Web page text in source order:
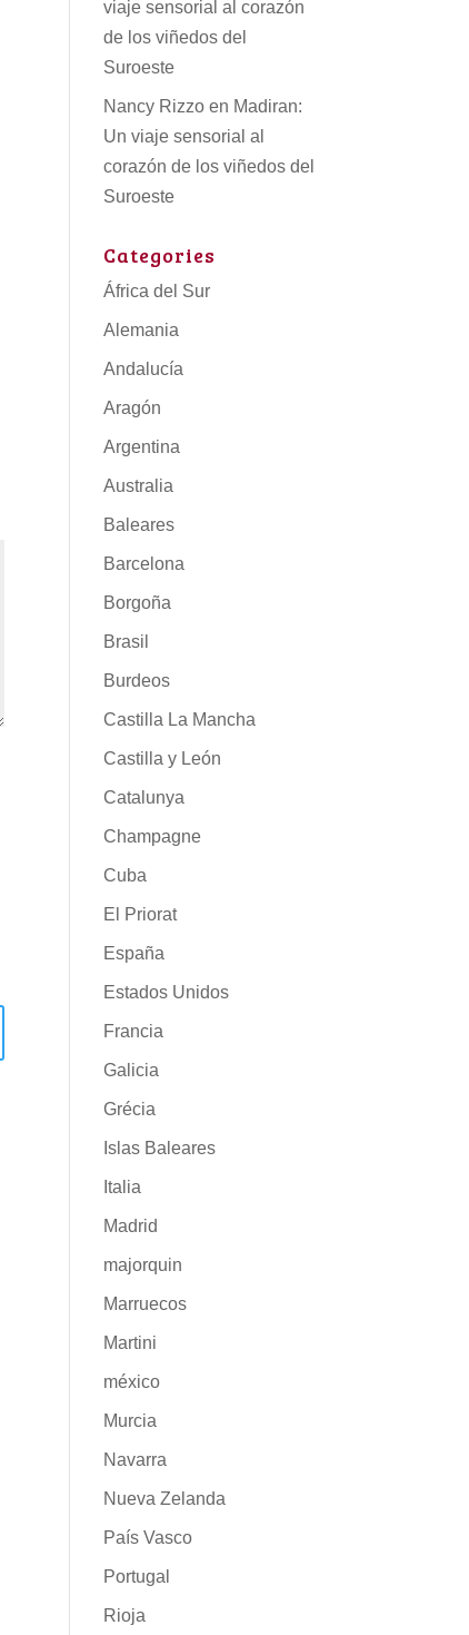
viaje sensorial al corazón
de los viñedos del
Suroeste
Nancy Rizzo en Madiran:
Un viaje sensorial al
corazón de los viñedos del
Suroeste
Categories
África del Sur
Alemania
Andalucía
Aragón
Argentina
Australia
Baleares
Barcelona
Borgoña
Brasil
Burdeos
Castilla La Mancha
Castilla y León
Catalunya
Champagne
Cuba
El Priorat
España
Estados Unidos
Francia
Galicia
Grécia
Islas Baleares
Italia
Madrid
majorquin
Marruecos
Martini
méxico
Murcia
Navarra
Nueva Zelanda
País Vasco
Portugal
Rioja